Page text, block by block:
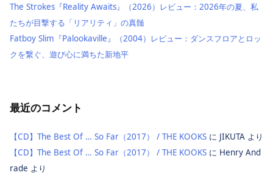
The Strokes『Reality Awaits』（2026）レビュー：2026年の夏、私
たちが目撃する「リアリティ」の真髄
Fatboy Slim『Palookaville』（2004）レビュー：ダンスフロアとロッ
クを繋ぐ、遊び心に満ちた新地平
最近のコメント
【CD】The Best Of … So Far（2017） / THE KOOKS に JIKUTA より
【CD】The Best Of … So Far（2017） / THE KOOKS に Henry And
rade より